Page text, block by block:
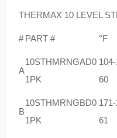
THERMAX 10 LEVEL
# PART # °F
A
10STHMRNGAD0
1PK
104-
60
B
10STHMRNGBD0
1PK
61